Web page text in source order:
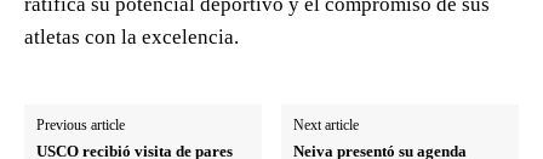
atletas con la excelencia.
Previous article
USCO recibió visita de pares
Next article
Neiva presentó su agenda